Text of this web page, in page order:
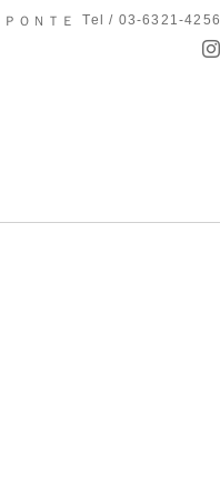
ＰＯＮＴＥ Tel / 03-6321-4256